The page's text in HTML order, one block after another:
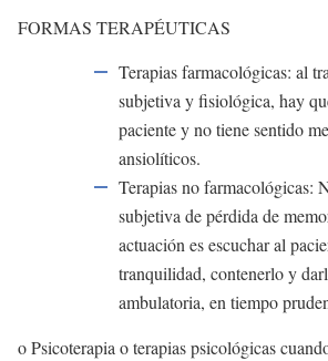
FORMAS TERAPÉUTICAS
Terapias farmacológicas: al
subjetiva y fisiológica, hay
paciente y no tiene sentido
ansiolíticos.
Terapias no farmacológicas:
subjetiva de pérdida de
actuación es escuchar al
tranquilidad, contenerlo y
ambulatoria, en tiempo
o Psicoterapia o terapias psicológicas